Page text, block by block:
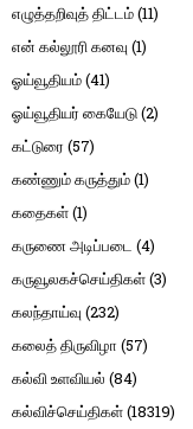
எழுத்தறிவுத் திட்டம்(11)
என் கல்லூரி கனவு (1)
ஓய்வூதியம்(41)
ஓய்வூதியர் கையேடு(2)
கட்டுரை (57)
கண்ணும் கருத்தும்(1)
கதைகள்(1)
கருணை அடிப்படை (4)
கருவூலகச்செய்திகள்(3)
கலந்தாய்வு (232)
கலைத் திருவிழா (57)
கல்வி உளவியல் (84)
கல்விச்செய்திகள்(18319)